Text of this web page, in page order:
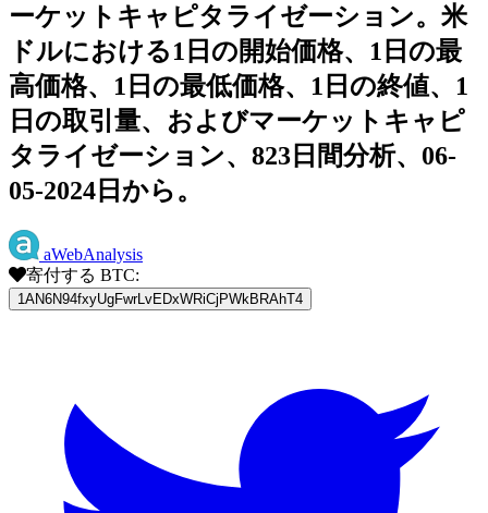
ーケットキャピタライゼーション。米
ドルにおける1日の開始価格、1日の最
高価格、1日の最低価格、1日の終値、1
日の取引量、およびマーケットキャピ
タライゼーション、823日間分析、06-
05-2024日から。
aWebAnalysis
寄付する BTC:
1AN6N94fxyUgFwrLvEDxWRiCjPWkBRAhT4